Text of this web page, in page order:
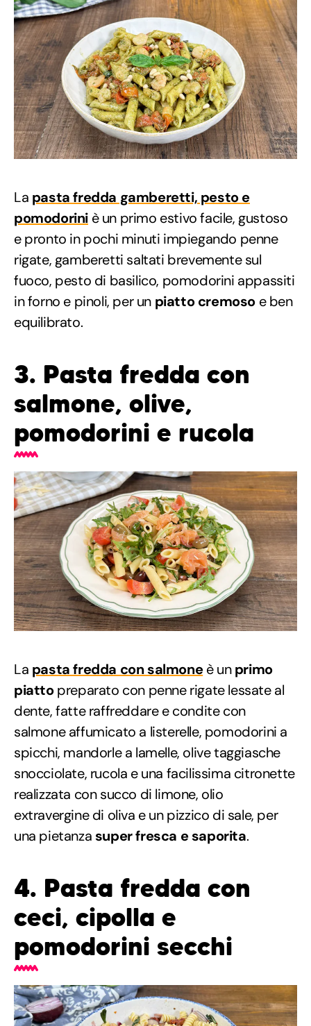
La pasta fredda gamberetti, pesto e
pomodorini è un primo estivo facile, gustoso
e pronto in pochi minuti impiegando penne
rigate, gamberetti saltati brevemente sul
fuoco, pesto di basilico, pomodorini appassiti
in forno e pinoli, per un piatto cremoso e ben
equilibrato.
3. Pasta fredda con
salmone, olive,
pomodorini e rucola
La pasta fredda con salmone è unprimo
piattopreparato con penne rigate lessate al
dente, fatte raffreddare e condite con
salmone affumicato a listerelle, pomodorini a
spicchi, mandorle a lamelle, olive taggiasche
snocciolate, rucola e una facilissima citronette
realizzata con succo di limone, olio
extravergine di oliva e un pizzico di sale, per
una pietanza super fresca e saporita.
4. Pasta fredda con
ceci, cipolla e
pomodorini secchi